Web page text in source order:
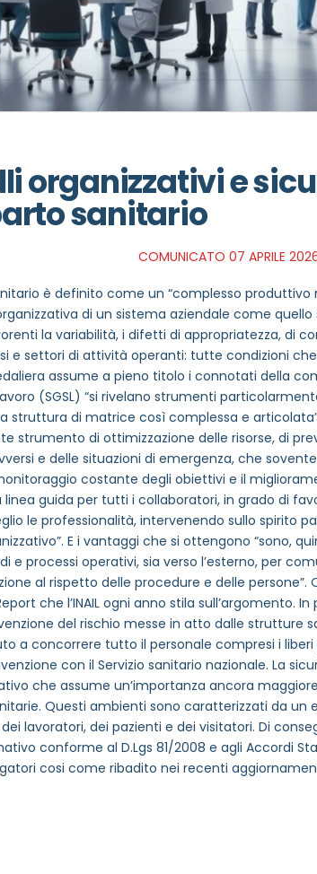
organizzativi e
sanitario
COMUNICATO 07 APRILE
è definito come un “complesso produttivo
di un sistema aziendale come
la variabilità, i difetti di appropriatezza, di
e settori di attività operanti: tutte condizioni
assume a pieno titolo i connotati della
(SGSL) “si rivelano strumenti
struttura di matrice così complessa e articolata”.
strumento di ottimizzazione delle risorse, di
e delle situazioni di emergenza, che
costante degli obiettivi e il
guida per tutti i collaboratori, in grado di
le professionalità, intervenendo sullo spirito
E i vantaggi che si ottengono “sono,
e processi operativi, sia verso l’esterno, per
al rispetto delle procedure e delle
che l’INAIL ogni anno stila sull’argomento.
del rischio messe in atto dalle strutture
a concorrere tutto il personale compresi i
con il Servizio sanitario nazionale. La
che assume un’importanza ancora
Questi ambienti sono caratterizzati da un
lavoratori, dei pazienti e dei visitatori. Di
conforme al D.Lgs 81/2008 e agli Accordi
cosi come ribadito nei recenti